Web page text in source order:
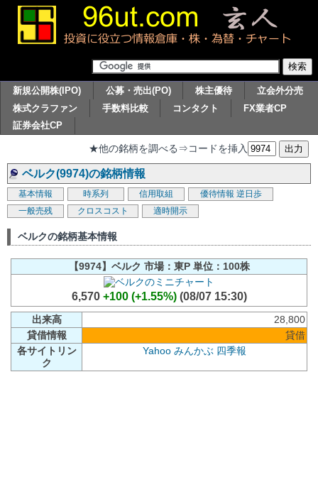
新規公開株(IPO) 公募・売出(PO) 株主優待
立会外分売
株式クラファン
手数料比較 コンタクト
FX業者CP
証券会社CP
★他の銘柄を調べる⇒コードを挿入
ベルク(9974)の銘柄情報
基本情報 時系列 信用取組 優待情報 逆日歩
一般売残
クロスコスト 適時開示
ベルクの銘柄基本情報
【9974】ベルク 市場：東P 単位：100株
6,570 +100 (+1.55%)(08/07 15:30)
出来高
28,800
貸借情報
貸借
各サイトリン
ク
Yahoo みんかぶ 四季報